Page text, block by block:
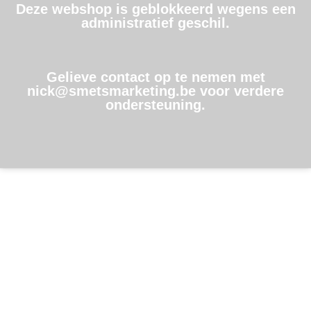
Deze webshop is geblokkeerd wegens een
administratief geschil.
Gelieve contact op te nemen met
nick@smetsmarketing.be voor verdere
ondersteuning.